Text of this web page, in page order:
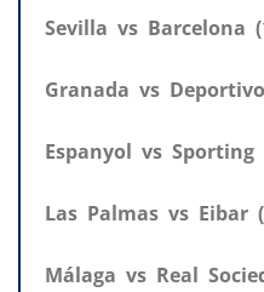
Sevilla vs Barcelona
Granada vs
Espanyol vs Sporting
Las Palmas vs Eibar
Málaga vs Real